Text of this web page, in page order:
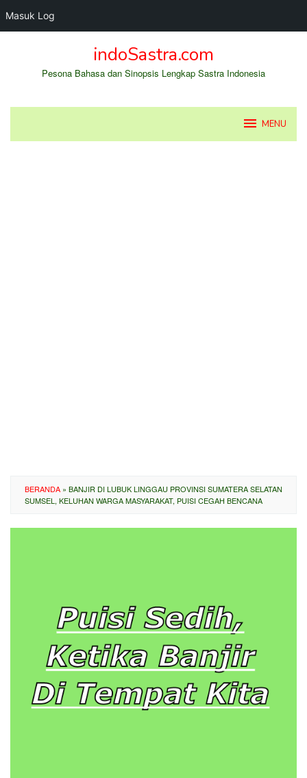
Masuk Log
indoSastra.com
Pesona Bahasa dan Sinopsis Lengkap Sastra Indonesia
MENU
BERANDA » BANJIR DI LUBUK LINGGAU PROVINSI SUMATERA SELATAN
SUMSEL, KELUHAN WARGA MASYARAKAT, PUISI CEGAH BENCANA